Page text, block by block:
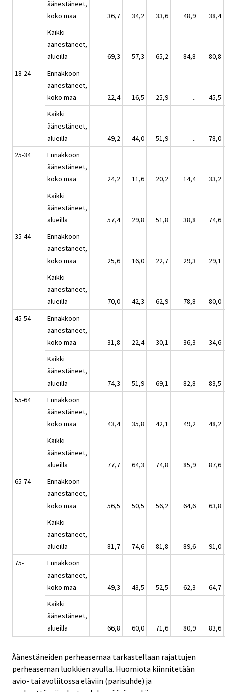
äänestäneet,
koko maa
36,7 34,2 33,6 48,9
38,4
Kaikki
äänestäneet,
alueilla
69,3 57,3 65,2 84,8
80,8
18-24
Ennakkoon
äänestäneet,
koko maa
22,4 16,5 25,9 ..
45,5
Kaikki
äänestäneet,
alueilla
49,2 44,0 51,9 ..
78,0
25-34
Ennakkoon
äänestäneet,
koko maa
24,2 11,6 20,2 14,4
33,2
Kaikki
äänestäneet,
alueilla
57,4 29,8 51,8 38,8
74,6
35-44
Ennakkoon
äänestäneet,
koko maa
25,6 16,0 22,7 29,3
29,1
Kaikki
äänestäneet,
alueilla
70,0 42,3 62,9 78,8
80,0
45-54
Ennakkoon
äänestäneet,
koko maa
31,8 22,4 30,1 36,3
34,6
Kaikki
äänestäneet,
alueilla
74,3 51,9 69,1 82,8
83,5
55-64
Ennakkoon
äänestäneet,
koko maa
43,4 35,8 42,1 49,2
48,2
Kaikki
äänestäneet,
alueilla
77,7 64,3 74,8 85,9
87,6
65-74
Ennakkoon
äänestäneet,
koko maa
56,5 50,5 56,2 64,6
63,8
Kaikki
äänestäneet,
alueilla
81,7 74,6 81,8 89,6
91,0
75-
Ennakkoon
äänestäneet,
koko maa
49,3 43,5 52,5 62,3
64,7
Kaikki
äänestäneet,
alueilla
66,8 60,0 71,6 80,9 83,6
Äänestäneiden perheasemaa tarkastellaan rajattujen
perheaseman luokkien avulla. Huomiota kiinnitetään
avio- tai avoliitossa eläviin (parisuhde) ja